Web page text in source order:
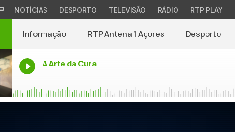
NOTÍCIAS DESPORTO TELEVISÃO RÁDIO RTP PLAY
Informação RTP Antena 1 Açores Desporto
A Arte da Cura